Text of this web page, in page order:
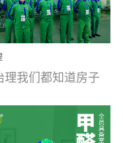
。相对于传统消毒
，无...
理我们都知道房子